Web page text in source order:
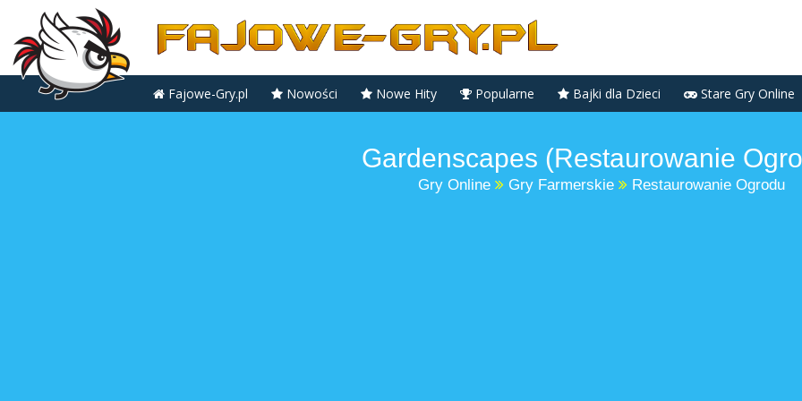
Fajowe-Gry.pl Nowości Nowe Hity Popularne Bajki dla Dzieci Stare Gry Online
Gardenscapes (Restaurowanie
Gry Online Gry Farmerskie Restaurowanie Ogrodu